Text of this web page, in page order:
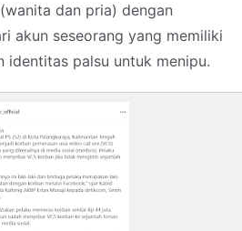
dan pria) dengan
akun seseorang yang memiliki
identitas palsu untuk menipu.